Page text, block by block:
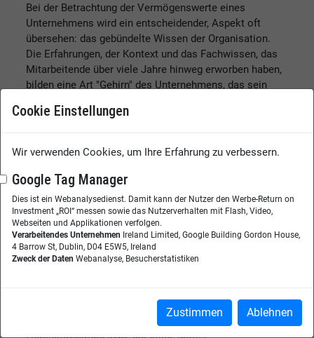
Bei der Betrachtung der Vermögenswerte eines
Unternehmens wird ein entscheidender, Aspekt oft
übersehen: das gebündelte Wissen der Organisation.
Die Erfahrungen, der Kontext und das Fachwissen, das
Mitarbeitende über viele Jahre hinweg erworben haben,
bilden eine Art "Gehirn" des Unternehmens, das sein
oft nicht ausgeschöpft - vie...
Schatten-KI
WISSENplus
Generative KI hat den Arbeitsplatz im Sturm erobert. Sie
schreibt E-Mails, fasst Meetings zusammen, unterstützt
bei Analysen und liefert kreative Impulse - oft schneller,
ausdrücklich begrüßen, wächst gleichzeitig ein
Phänomen, das zunehmend zur strategischen
Cookie Einstellungen
Wir verwenden Cookies, um Ihre Erfahrung zu verbessern.
Google Tag Manager
Dies ist ein Webanalysedienst. Damit kann der Nutzer den Werbe-Return on
Investment „ROI“ messen sowie das Nutzerverhalten mit Flash, Video,
Webseiten und Applikationen verfolgen.
Verarbeitendes Unternehmen Ireland Limited, Google Building Gordon House,
4 Barrow St, Dublin, D04 E5W5, Ireland
Zweck der Daten Webanalyse, Besucherstatistiken
Zustimmen Ablehnen